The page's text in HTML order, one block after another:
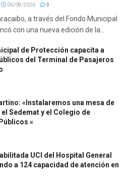
06/08/2026 0
a través del Fondo Municipal
con una nueva edición de la...
de Protección capacita a
del Terminal de Pasajeros
«Instalaremos una mesa de
Sedemat y el Colegio de
«
UCI del Hospital General
a 124 capacidad de atención en